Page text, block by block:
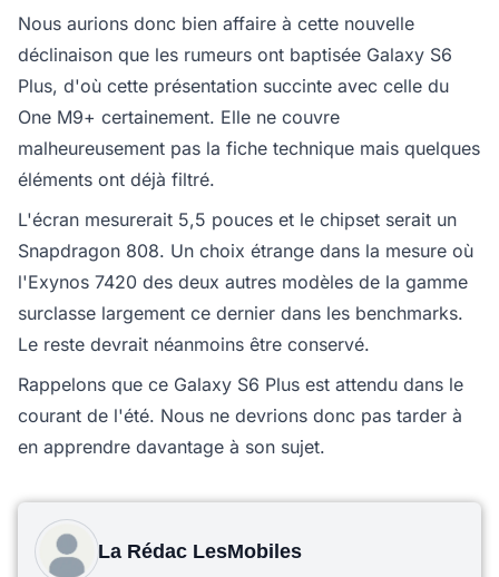
Nous aurions donc bien affaire à cette nouvelle
déclinaison que les rumeurs ont baptisée Galaxy S6
Plus, d'où cette présentation succinte avec celle du
One M9+ certainement. Elle ne couvre
malheureusement pas la fiche technique mais quelques
éléments ont déjà filtré.
L'écran mesurerait 5,5 pouces et le chipset serait un
Snapdragon 808. Un choix étrange dans la mesure où
l'Exynos 7420 des deux autres modèles de la gamme
surclasse largement ce dernier dans les benchmarks.
Le reste devrait néanmoins être conservé.
Rappelons que ce Galaxy S6 Plus est attendu dans le
courant de l'été. Nous ne devrions donc pas tarder à
en apprendre davantage à son sujet.
La Rédac LesMobiles